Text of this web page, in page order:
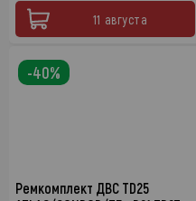
11 августа
Ремкомплект ДВС TD25
-40%